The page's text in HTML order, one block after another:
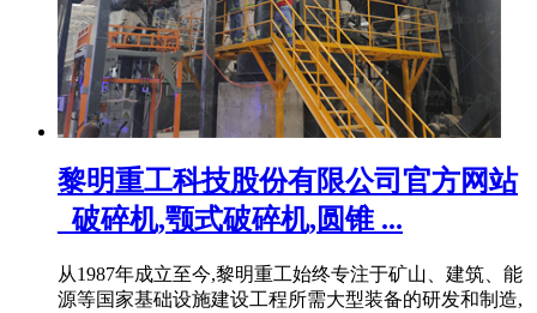
黎明重工科技股份有限公司官方网站
_破碎机,颚式破碎机,圆锥 ...
从1987年成立至今,黎明重工始终专注于矿山、建筑、能
源等国家基础设施建设工程所需大型装备的研发和制造,